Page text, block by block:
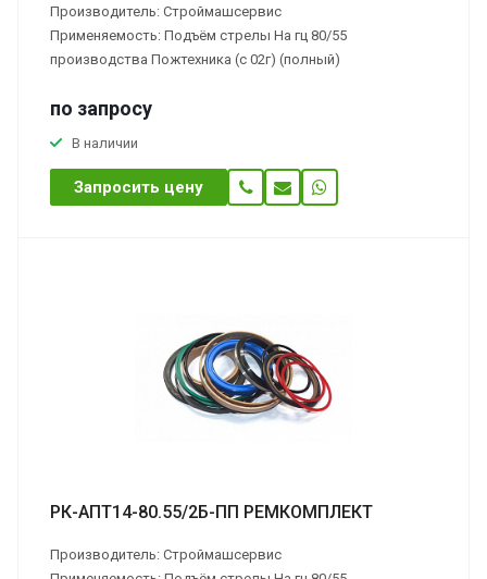
Производитель: Строймашсервис
Применяемость: Подъём стрелы На гц 80/55
производства Пожтехника (с 02г) (полный)
по запросу
В наличии
Запросить цену
РК-АПТ14-80.55/2Б-ПП РЕМКОМПЛЕКТ
Производитель: Строймашсервис